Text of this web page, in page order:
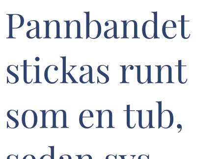
Pannbandet
stickas runt
som en tub,